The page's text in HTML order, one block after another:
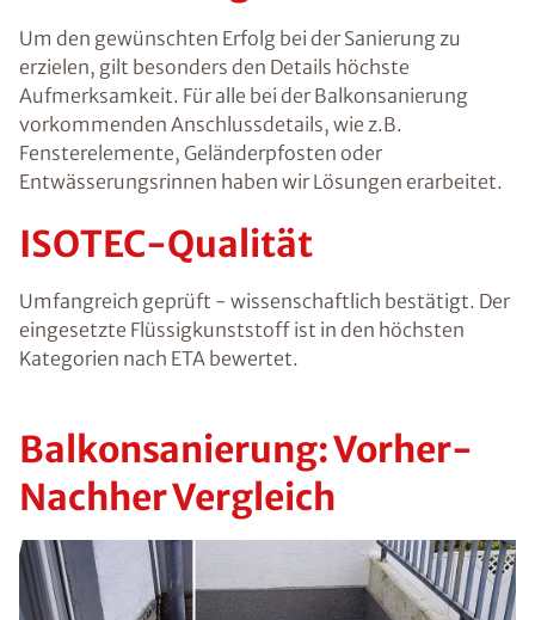
Um den gewünschten Erfolg bei der Sanierung zu
erzielen, gilt besonders den Details höchste
Aufmerksamkeit. Für alle bei der Balkonsanierung
vorkommenden Anschlussdetails, wie z.B.
Fensterelemente, Geländerpfosten oder
Entwässerungsrinnen haben wir Lösungen erarbeitet.
ISOTEC-Qualität
Umfangreich geprüft - wissenschaftlich bestätigt. Der
eingesetzte Flüssigkunststoff ist in den höchsten
Kategorien nach ETA bewertet.
Balkonsanierung: Vorher-
Nachher Vergleich